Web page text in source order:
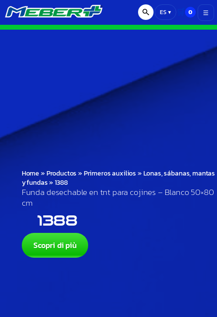
ES ▾ 0 ☰
Home»Productos»Primeros auxilios»Lonas, sábanas, mantas
y fundas»1388
Funda desechable en tnt para cojines – Blanco 50×80
cm
1388
Scopri di più